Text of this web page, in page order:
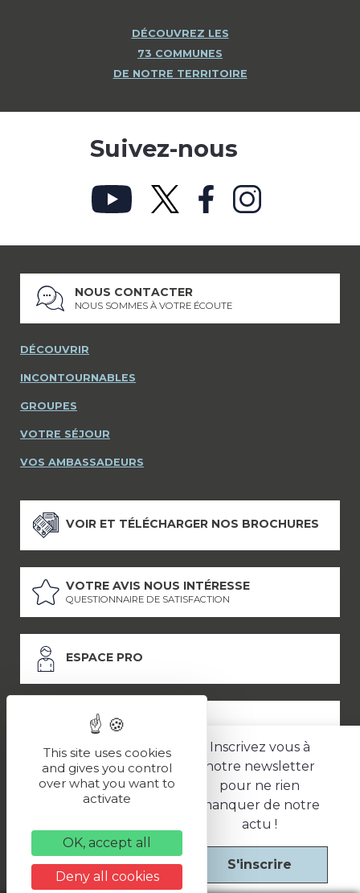
Inscrivez vous à
notre newsletter
pour ne rien
manquer de notre
actu !
S'inscrire
DÉCOUVREZ LES
73 COMMUNES
DE NOTRE TERRITOIRE
Suivez-nous
NOUS CONTACTER
NOUS SOMMES À VOTRE ÉCOUTE
DÉCOUVRIR
INCONTOURNABLES
GROUPES
VOTRE SÉJOUR
VOS AMBASSADEURS
VOIR ET TÉLÉCHARGER NOS BROCHURES
VOTRE AVIS NOUS INTÉRESSE
QUESTIONNAIRE DE SATISFACTION
ESPACE PRO
ESPACE PRESSE
LES PARTENAIRES
Politique de confidentialité
Une réalisation
This site uses cookies
and gives you control
over what you want to
activate
OK, accept all
Deny all cookies